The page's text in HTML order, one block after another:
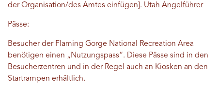
der Organisation/des Amtes einfügen]. Utah Angelführer
Pässe:
Besucher der Flaming Gorge National Recreation Area
benötigen einen „Nutzungspass“. Diese Pässe sind in den
Besucherzentren und in der Regel auch an Kiosken an den
Startrampen erhältlich.